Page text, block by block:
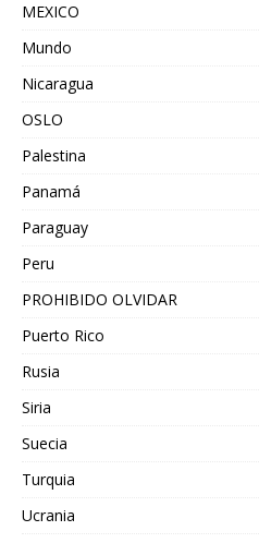
MEXICO
Mundo
Nicaragua
OSLO
Palestina
Panamá
Paraguay
Peru
PROHIBIDO OLVIDAR
Puerto Rico
Rusia
Siria
Suecia
Turquia
Ucrania